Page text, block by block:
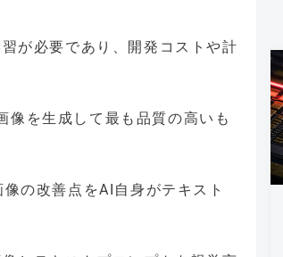
が必要であり、開発コストや計
像を生成して最も品質の高いも
の改善点をAI自身がテキスト